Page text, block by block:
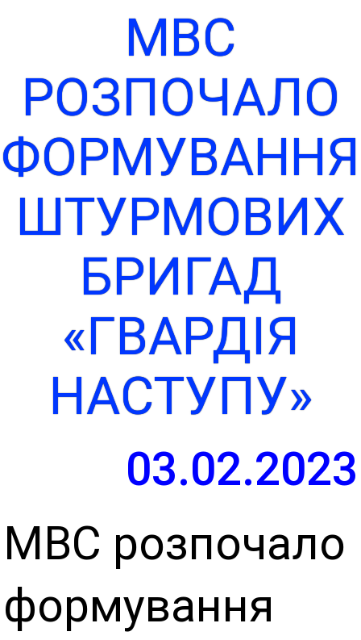
МВС
РОЗПОЧАЛО
ФОРМУВАННЯ
ШТУРМОВИХ
БРИГАД
«ГВАРДІЯ
НАСТУПУ»
03.02.2023
МВС розпочало
формування